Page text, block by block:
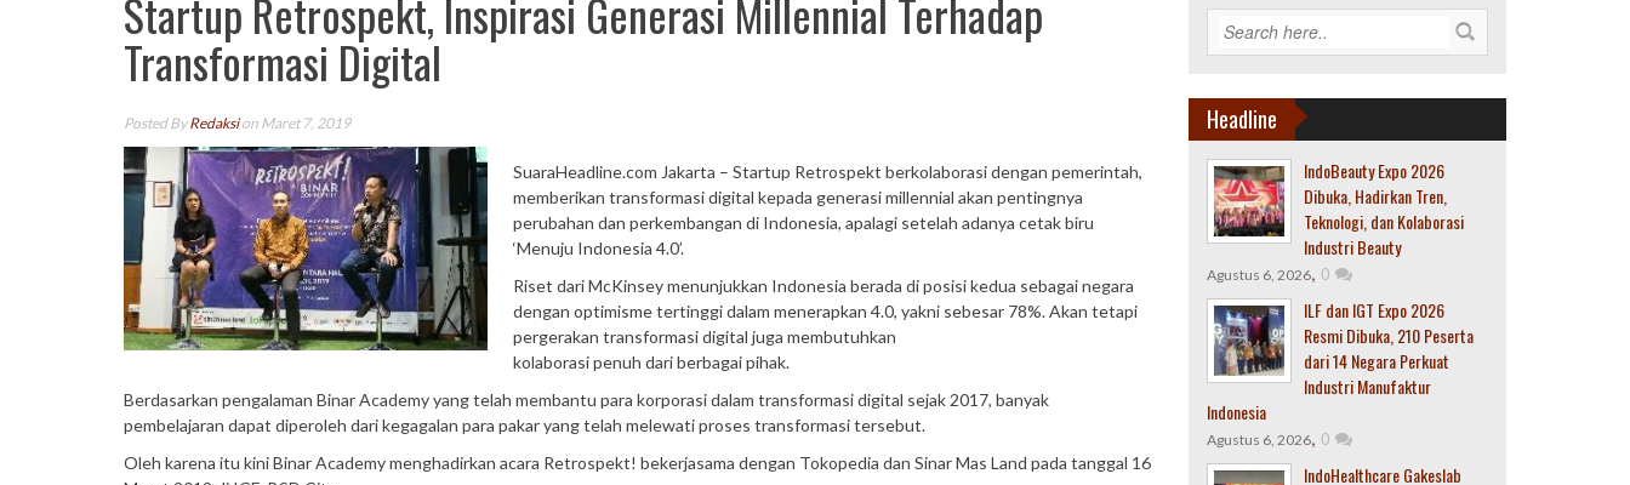
Startup Retrospekt, Inspirasi Generasi Millennial Terhadap
Transformasi Digital
Posted ByRedaksion Maret 7, 2019
SuaraHeadline.com Jakarta – Startup Retrospekt berkolaborasi dengan pemerintah,
memberikan transformasi digital kepada generasi millennial akan pentingnya
perubahan dan perkembangan di Indonesia, apalagi setelah adanya cetak biru
‘Menuju Indonesia 4.0’.
Riset dari McKinsey menunjukkan Indonesia berada di posisi kedua sebagai negara
dengan optimisme tertinggi dalam menerapkan 4.0, yakni sebesar 78%. Akan tetapi
pergerakan transformasi digital juga membutuhkan
kolaborasi penuh dari berbagai pihak.
Berdasarkan pengalaman Binar Academy yang telah membantu para korporasi dalam transformasi digital sejak 2017, banyak
pembelajaran dapat diperoleh dari kegagalan para pakar yang telah melewati proses transformasi tersebut.
Oleh karena itu kini Binar Academy menghadirkan acara Retrospekt! bekerjasama dengan Tokopedia dan Sinar Mas Land pada tanggal 16
Headline
IndoBeauty Expo 2026
Dibuka, Hadirkan Tren,
Teknologi, dan Kolaborasi
Industri Beauty
Agustus 6, 2026, 0
ILF dan IGT Expo 2026
Resmi Dibuka, 210 Peserta
dari 14 Negara Perkuat
Industri Manufaktur
Indonesia
Agustus 6, 2026, 0
IndoHealthcare Gakeslab